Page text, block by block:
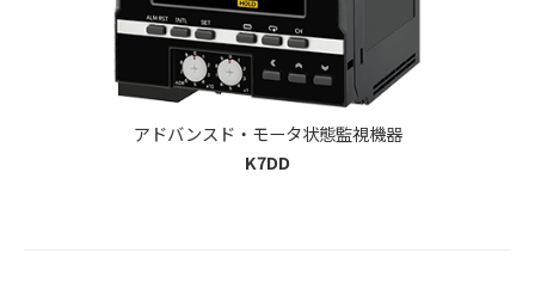
アドバンスド・モータ状態監視機器
K7DD